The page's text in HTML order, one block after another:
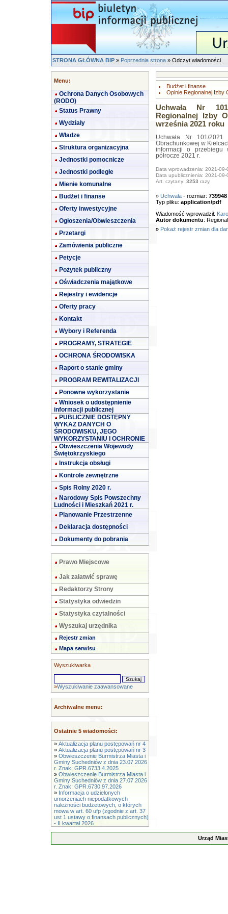
STRONA GŁÓWNA BIP»Poprzednia strona» Odczyt wiadomości
Menu:
Ochrona Danych Osobowych
(RODO)
Status Prawny
Wydziały
Władze
Struktura organizacyjna
Jednostki pomocnicze
Jednostki podległe
Mienie komunalne
Budżet i finanse
Oferty inwestycyjne
Ogłoszenia/Obwieszczenia
Przetargi
Zamówienia publiczne
Petycje
Pożytek publiczny
Oświadczenia majątkowe
Rejestry i ewidencje
Oferty pracy
Kontakt
Wybory i Referenda
PROGRAMY, STRATEGIE
OCHRONA ŚRODOWISKA
Raport o stanie gminy
PROGRAM REWITALIZACJI
Ponowne wykorzystanie
Wniosek o udostępnienie
informacji publicznej
PUBLICZNIE DOSTĘPNY
WYKAZ DANYCH O
ŚRODOWISKU, JEGO
WYKORZYSTANIU I OCHRONIE
Obwieszczenia Wojewody
Świętokrzyskiego
Instrukcja obsługi
Kontrole zewnętrzne
Spis Rolny 2020 r.
Narodowy Spis Powszechny
Ludności i Mieszkań 2021 r.
Planowanie Przestrzenne
Deklaracja dostępności
Dokumenty do pobrania
Prawo Miejscowe
Jak załatwić sprawę
Redaktorzy Strony
Statystyka odwiedzin
Statystyka czytalności
Wyszukaj urzędnika
Rejestr zmian
Mapa serwisu
Wyszukiwarka
»Wyszukiwanie zaawansowane
Archiwalne menu:
Ostatnie 5 wiadomości:
» Aktualizacja planu postępowań nr 4
» Aktualizacja planu postępowań nr 3
» Obwieszczenie Burmistrza Miasta i
Gminy Suchedniów z dnia 23.07.2026
r. Znak: GPR.6733.4.2025
» Obwieszczenie Burmistrza Miasta i
Gminy Suchedniów z dnia 27.07.2026
r. Znak: GPR.6730.97.2026
» Informacja o udzielonych
umorzeniach niepodatkowych
należności budżetowych, o których
mowa w art. 60 ufp (zgodnie z art. 37
ust 1 ustawy o finansach publicznych)
- II kwartał 2026
Budżet i finanse
Opinie Regionalnej Izby
Uchwała Nr
Regionalnej Izby
września 2021 roku
Uchwała Nr 101/
Obrachunkowej w
informacji o przebiegu
półrocze 2021 r.
Data wprowadzenia: 2021-09-
Data upublicznienia: 2021-09-
Art. czytany: 3253 razy
» Uchwała - rozmiar: 739948
Typ pliku: application/pdf
Wiadomość wprowadził:
Autor dokumentu:
» Pokaż rejestr zmian dla
Urząd